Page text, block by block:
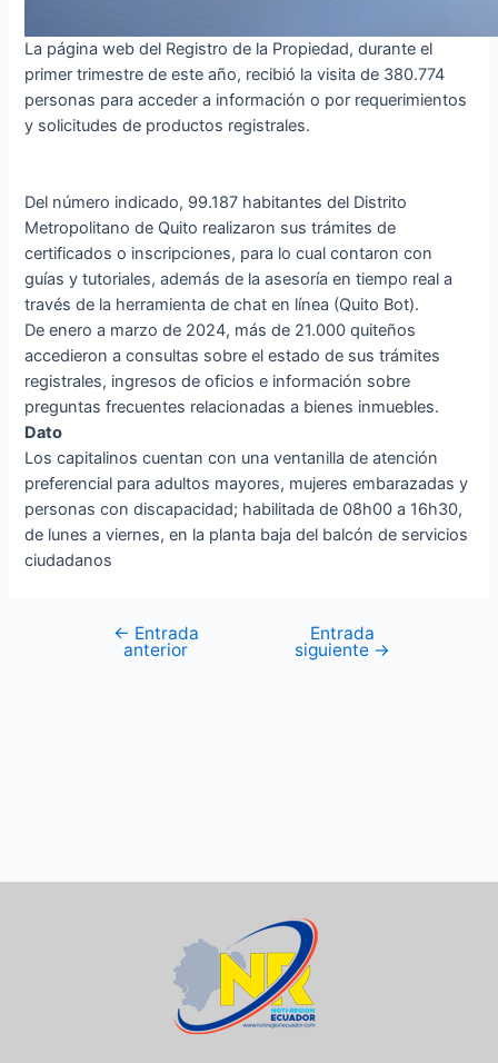
La página web del Registro de la Propiedad, durante el
primer trimestre de este año, recibió la visita de 380.774
personas para acceder a información o por requerimientos
y solicitudes de productos registrales.
Del número indicado, 99.187 habitantes del Distrito
Metropolitano de Quito realizaron sus trámites de
certificados o inscripciones, para lo cual contaron con
guías y tutoriales, además de la asesoría en tiempo real a
través de la herramienta de chat en línea (Quito Bot).
De enero a marzo de 2024, más de 21.000 quiteños
accedieron a consultas sobre el estado de sus trámites
registrales, ingresos de oficios e información sobre
preguntas frecuentes relacionadas a bienes inmuebles.
Dato
Los capitalinos cuentan con una ventanilla de atención
preferencial para adultos mayores, mujeres embarazadas y
personas con discapacidad; habilitada de 08h00 a 16h30,
de lunes a viernes, en la planta baja del balcón de servicios
ciudadanos
← Entrada
anterior
Entrada
siguiente →